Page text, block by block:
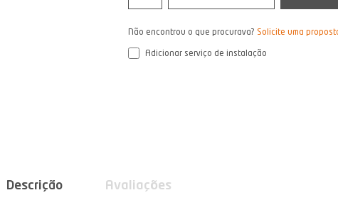
Não encontrou o que procurava? Solicite uma
Adicionar serviço de instalação
Descrição Avaliações